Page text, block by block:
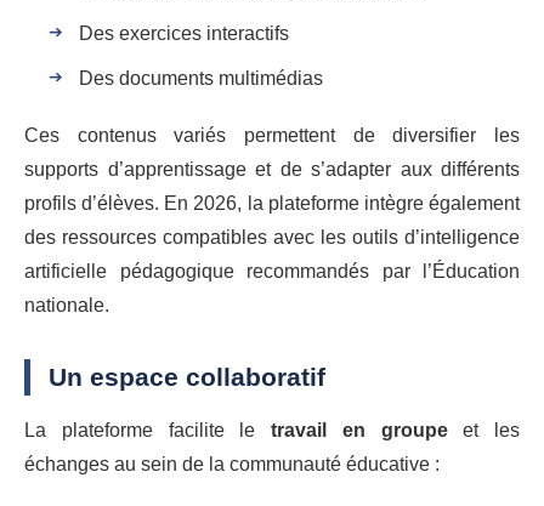
Des exercices interactifs
Des documents multimédias
Ces contenus variés permettent de diversifier les
supports d’apprentissage et de s’adapter aux différents
profils d’élèves. En 2026, la plateforme intègre également
des ressources compatibles avec les outils d’intelligence
artificielle pédagogique recommandés par l’Éducation
nationale.
Un espace collaboratif
La plateforme facilite le travail en groupeet les
échanges au sein de la communauté éducative :